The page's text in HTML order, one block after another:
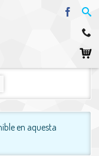
en aquesta